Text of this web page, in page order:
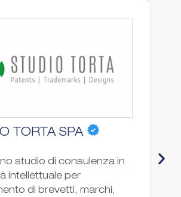
TORTA SPA
studio di consulenza in
intellettuale per
di brevetti, marchi,